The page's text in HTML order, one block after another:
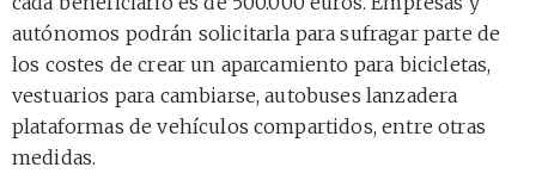
autónomos podrán solicitarla para sufragar parte de
los costes de crear un aparcamiento para bicicletas,
vestuarios para cambiarse, autobuses lanzadera
plataformas de vehículos compartidos, entre otras
medidas.